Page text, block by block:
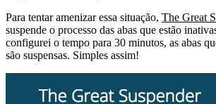
Para tentar amenizar essa situação, The Great
suspende o processo das abas que estão
configurei o tempo para 30 minutos, as abas
são suspensas. Simples assim!